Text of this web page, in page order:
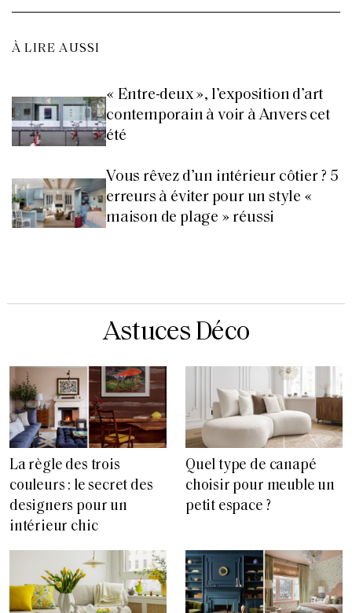
À LIRE AUSSI
« Entre-deux », l’exposition d’art
contemporain à voir à Anvers cet
été
Vous rêvez d’un intérieur côtier ? 5
erreurs à éviter pour un style «
maison de plage » réussi
Astuces Déco
La règle des trois
couleurs : le secret des
designers pour un
intérieur chic
Quel type de canapé
choisir pour meuble un
petit espace ?